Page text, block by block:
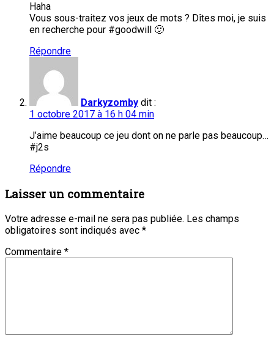
Haha
Vous sous-traitez vos jeux de mots ? Dîtes moi, je suis
en recherche pour #goodwill 🙂
Répondre
Darkyzomby dit :
1 octobre 2017 à 16 h 04 min
J’aime beaucoup ce jeu dont on ne parle pas beaucoup…
#j2s
Répondre
Laisser un commentaire
Votre adresse e-mail ne sera pas publiée. Les champs
obligatoires sont indiqués avec *
Commentaire *